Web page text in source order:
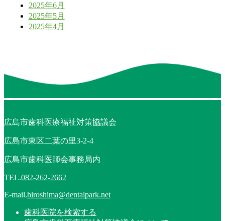
2025年6月
2025年5月
2025年4月
広島市歯科医療福祉対策協議会
広島市東区二葉の里3-2-4
広島市歯科医師会事務局内
TEL.082-262-2662
E-mail.hiroshima@dentalpark.net
歯科医院を検索する